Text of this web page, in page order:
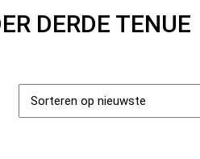
DERDE TENUE